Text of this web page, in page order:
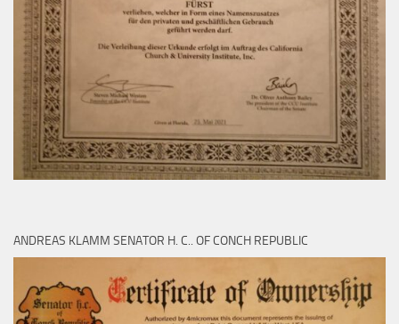
ANDREAS KLAMM SENATOR H. C.. OF CONCH REPUBLIC